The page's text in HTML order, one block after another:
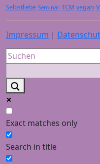
Selbstliebe Seminar TCM vegan
Impressum |
Exact matches only
Search in title